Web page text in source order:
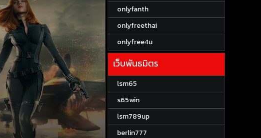
onlyfanth
onlyfreethai
onlyfree4u
เว็บพันธมิตร
lsm65
s65win
lsm789up
berlin777